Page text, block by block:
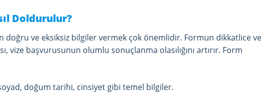
Doldurulur?
doğru ve eksiksiz bilgiler vermek çok önemlidir. Formun dikkatlice ve
vize başvurusunun olumlu sonuçlanma olasılığını artırır. Form
doğum tarihi, cinsiyet gibi temel bilgiler.